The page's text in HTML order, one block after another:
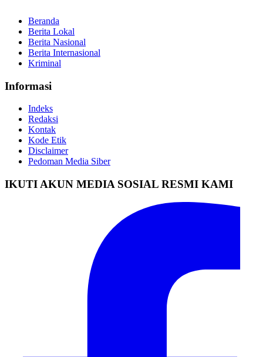
Beranda
Berita Lokal
Berita Nasional
Berita Internasional
Kriminal
Informasi
Indeks
Redaksi
Kontak
Kode Etik
Disclaimer
Pedoman Media Siber
IKUTI AKUN MEDIA SOSIAL RESMI KAMI